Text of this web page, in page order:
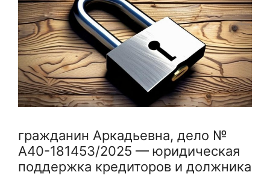
гражданин Аркадьевна, дело №
А40-181453/2025 — юридическая
поддержка кредиторов и должника